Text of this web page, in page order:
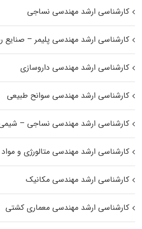
کارشناسی ارشد مهندسی نساجی
کارشناسی ارشد مهندسی پلیمر – صنایع
کارشناسی ارشد مهندسی داروسازی
کارشناسی ارشد مهندسی سوانح طبیعی
کارشناسی ارشد مهندسی نساجی –
کارشناسی ارشد مهندسی متالورژی و مواد
کارشناسی ارشد مهندسی مکانیک
کارشناسی ارشد مهندسی معماری کشتی